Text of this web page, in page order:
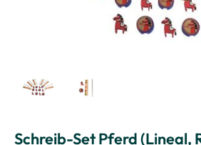
Schreib-Set Pferd (Lineal,